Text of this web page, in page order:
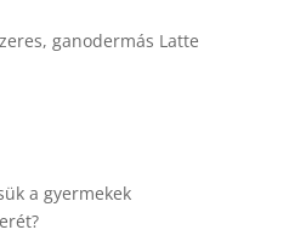
ganodermás Latte
a gyermekek